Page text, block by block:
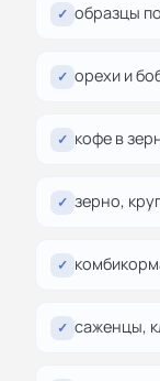
✓ образцы
✓ орехи и
✓ кофе в
✓ зерно,
✓
✓ саженцы,